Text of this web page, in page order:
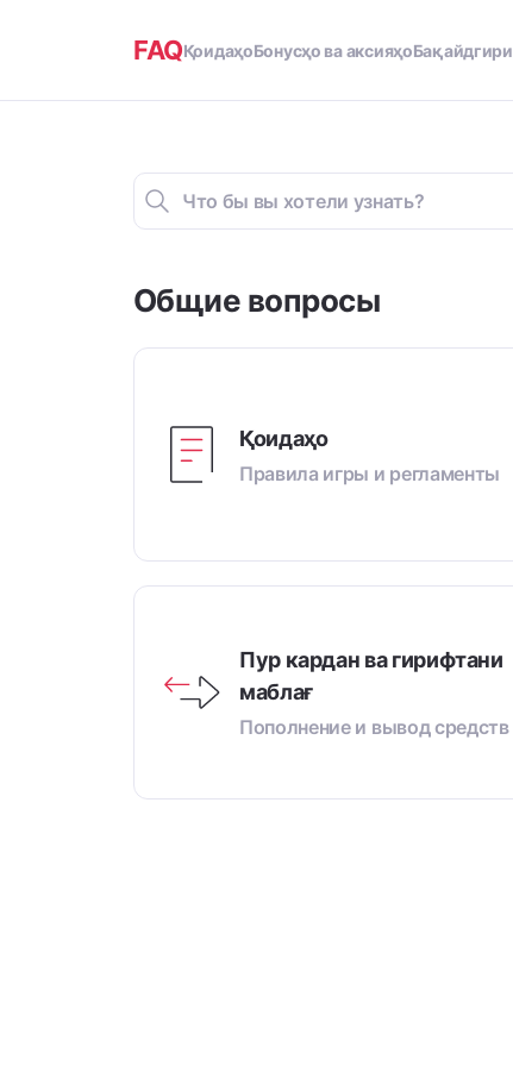
FAQҚоидаҳоБонусҳо ва аксияҳоБақайдгири
Общие вопросы
Қоидаҳо
Правила игры и регламенты
Пур кардан ва гирифтани
маблағ
Пополнение и вывод средств